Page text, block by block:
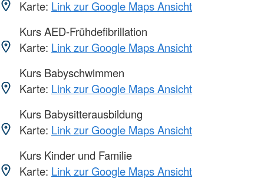
Karte: Link zur Google Maps Ansicht
Kurs AED-Frühdefibrillation
Karte: Link zur Google Maps Ansicht
Kurs Babyschwimmen
Karte: Link zur Google Maps Ansicht
Kurs Babysitterausbildung
Karte: Link zur Google Maps Ansicht
Kurs Kinder und Familie
Karte: Link zur Google Maps Ansicht